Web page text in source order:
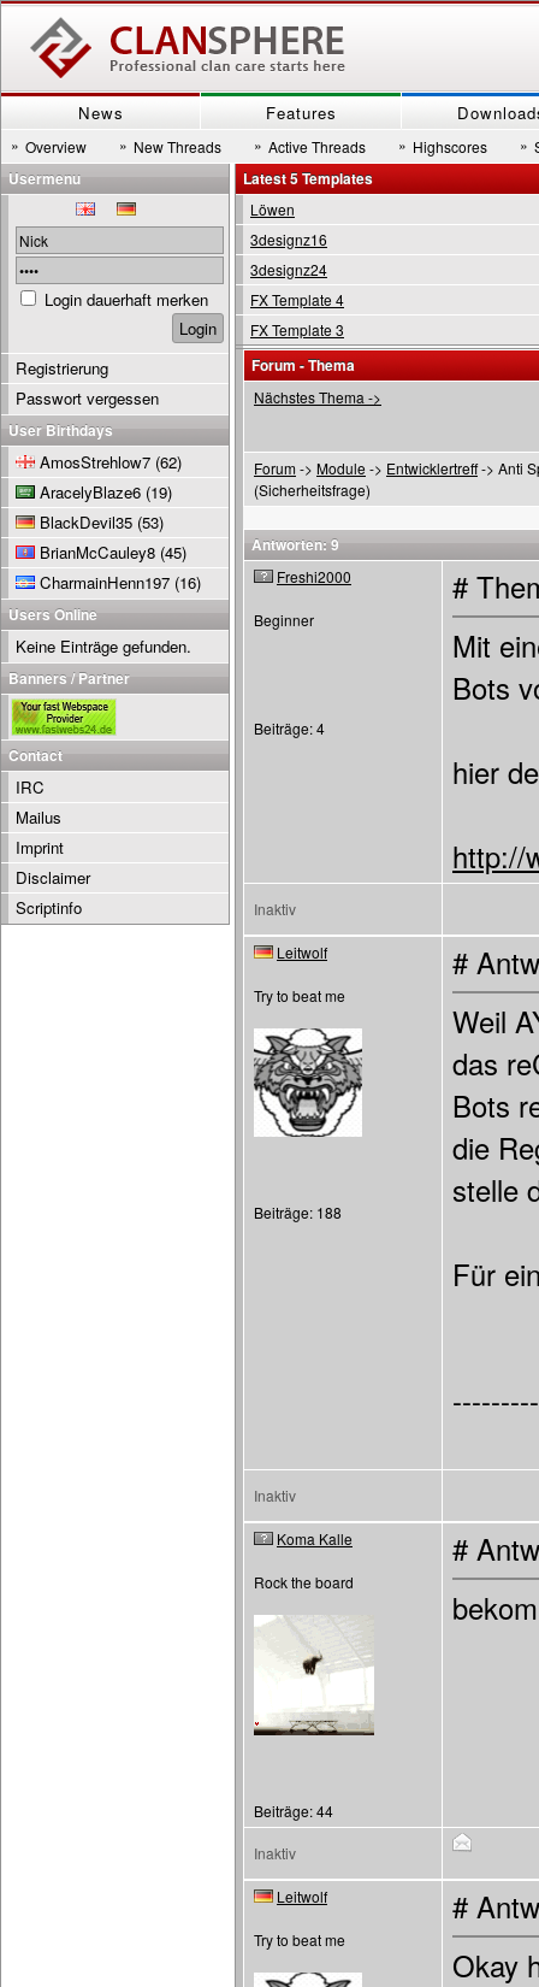
News Features
» Overview » New Threads » Active Threads » Highscores »
Latest 5 Templates
Löwen
3designz16
3designz24
FX Template 4
FX Template 3
Forum - Thema
Nächstes Thema ->
Forum-> Module -> Entwicklertreff-> Anti
(Sicherheitsfrage)
Antworten: 9
Freshi2000
Beginner
Beiträge: 4
#
Mit
Bots
hier
http://
Inaktiv
Leitwolf
Try to beat me
Beiträge: 188
#
Weil
das
Bots
die
stelle
Für
Inaktiv
Koma Kalle
Rock the board
Beiträge: 44
#
Inaktiv
Leitwolf
Try to beat me
#
Okay
Usermenu
Login dauerhaft merken
Registrierung
Passwort vergessen
User Birthdays
AmosStrehlow7 (62)
AracelyBlaze6 (19)
BlackDevil35 (53)
BrianMcCauley8 (45)
CharmainHenn197 (16)
Users Online
Keine Einträge gefunden.
Banners / Partner
Contact
IRC
Mailus
Imprint
Disclaimer
Scriptinfo